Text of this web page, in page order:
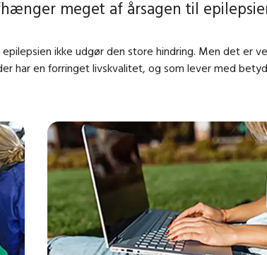
meget af årsagen til
ikke udgør den store hindring. Men det er
har en forringet livskvalitet, og som lever med